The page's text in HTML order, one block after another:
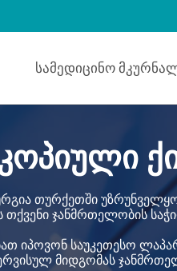
Სამედიცინო
თურქეთში
ჯანმრთელობის
იპოვონ საუკეთესო
მიდგომას